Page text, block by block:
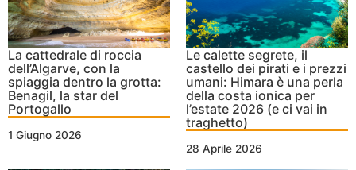
La cattedrale di roccia
dell’Algarve, con la
spiaggia dentro la grotta:
Benagil, la star del
Portogallo
1 Giugno 2026
Le calette segrete, il
castello dei pirati e i prezzi
umani: Himara è una perla
della costa ionica per
l’estate 2026 (e ci vai in
traghetto)
28 Aprile 2026